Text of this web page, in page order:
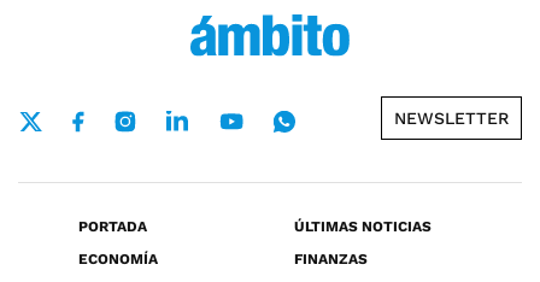
NEWSLETTER
PORTADA
ÚLTIMAS NOTICIAS
ECONOMÍA
FINANZAS